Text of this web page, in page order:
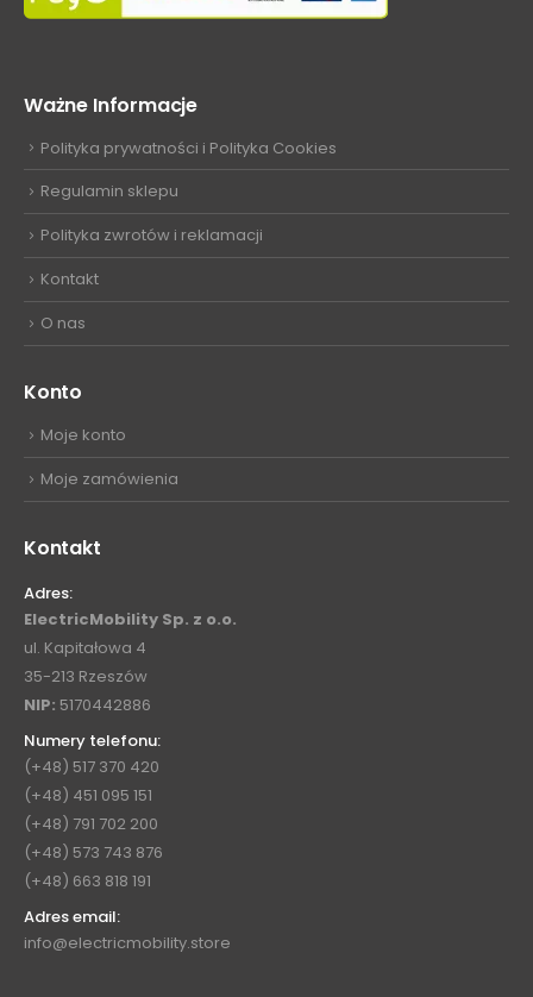
Polityka prywatności i Polityka Cookies
Regulamin sklepu
Polityka zwrotów i reklamacji
Kontakt
O nas
Konto
Moje konto
Moje zamówienia
Kontakt
Adres:
ElectricMobility Sp. z o.o.
ul. Kapitałowa 4
35-213 Rzeszów
NIP:5170442886
Numery telefonu:
(+48) 517 370 420
(+48) 451 095 151
(+48) 791 702 200
(+48) 573 743 876
(+48) 663 818 191
Adres email:
info@electricmobility.store